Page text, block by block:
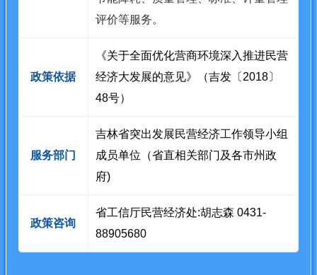
评价等服务。
政策依据
《关于全面优化营商环境深入推进民营
经济大发展的意见》（吉发〔2018〕
48号）
服务部门
吉林省突出发展民营经济工作领导小组
成员单位（省直相关部门及各市州政
府)
政策咨询
省工信厅民营经济处:胡志森 0431-
88905680